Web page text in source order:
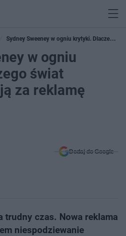
Sydney Sweeney w ogniu krytyki. Dlaczego
w ogniu
świat
za reklamę
Dodaj do Google
trudny czas. Nowa reklama
niespodziewanie